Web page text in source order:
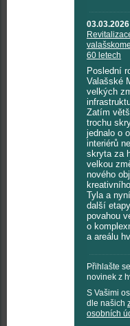
03.03.2026
60 letech
Poslední
Valašské
velkých
Zatím
trochu
jednalo o
interiérů
skryta za
velkou
nového
Tyla a
další
povahou
o
a areálu
Přihlašte
novinek z
S Vašimi
dle našich
osobních